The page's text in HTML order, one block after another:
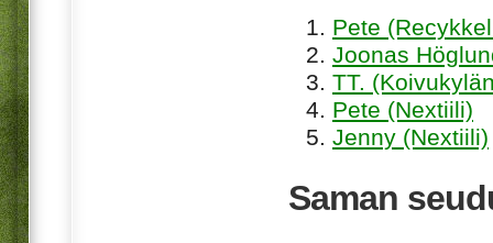
Pete
Joonas
TT.
Pete (Nextiili)
Jenny (Nextiili)
Saman